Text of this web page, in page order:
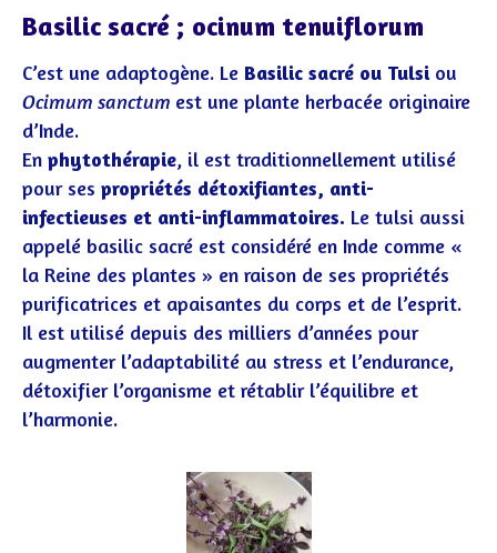
Basilic sacré ; ocinum tenuiflorum
C’est une adaptogène. Le Basilic sacré ou Tulsi ou
Ocimum sanctum est une plante herbacée originaire
d’Inde.
En phytothérapie, il est traditionnellement utilisé
pour ses propriétés détoxifiantes, anti-
infectieuses et anti-inflammatoires. Le tulsi aussi
appelé basilic sacré est considéré en Inde comme «
la Reine des plantes » en raison de ses propriétés
purificatrices et apaisantes du corps et de l’esprit.
Il est utilisé depuis des milliers d’années pour
augmenter l’adaptabilité au stress et l’endurance,
détoxifier l’organisme et rétablir l’équilibre et
l’harmonie.